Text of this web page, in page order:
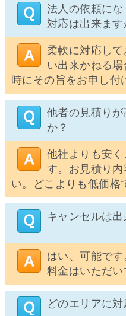
法人の依頼に
対応は出来ます
柔軟に対応し
い出来かねる
時にその旨をお申し付
他者の見積り
か？
他社よりも安
す。お見積り
い。どこよりも低価格
キャンセルは出
はい、可能で
料金はいただい
どのエリアに